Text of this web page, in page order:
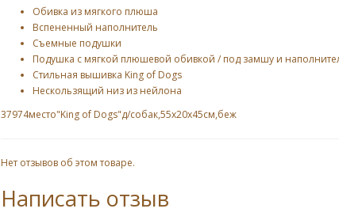
Обивка из мягкого плюша
Вспененный наполнитель
Съемные подушки
Подушка с мягкой плюшевой обивкой / под замшу и
Стильная вышивка King of Dogs
Нескользящий низ из нейлона
37974место"King of Dogs"д/собак,55х20х45cм,беж
Нет отзывов об этом товаре.
Написать отзыв